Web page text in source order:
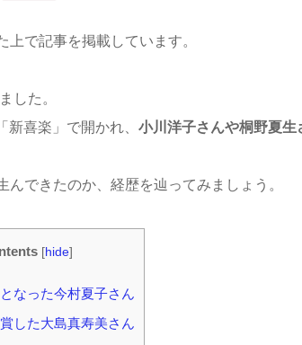
で記事を掲載しています。
した。
喜楽」で開かれ、 小川洋子さんや桐野夏生
できたのか、経歴を辿ってみましょう。
[hide]
なった今村夏子さん
した大島真寿美さん